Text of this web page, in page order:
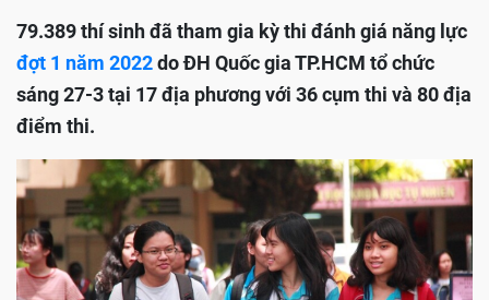
79.389 thí sinh đã tham gia kỳ thi đánh giá năng lực
đợt 1 năm 2022do ĐH Quốc gia TP.HCM tổ chức
sáng 27-3 tại 17 địa phương với 36 cụm thi và 80 địa
điểm thi.